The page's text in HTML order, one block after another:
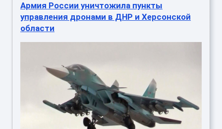
Армия России уничтожила пункты
управления дронами в ДНР и Херсонской
области